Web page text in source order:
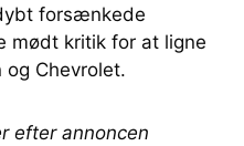
forsænkede
mødt kritik for at ligne
Chevrolet.
efter annoncen